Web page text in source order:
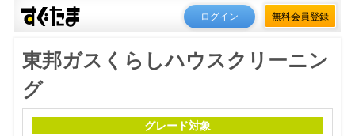
ログイン 無料会員登録
東邦ガスくらしハウスクリーニン
グ
グレード対象